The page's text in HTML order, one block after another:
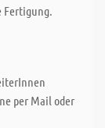
Fertigung.
per Mail oder